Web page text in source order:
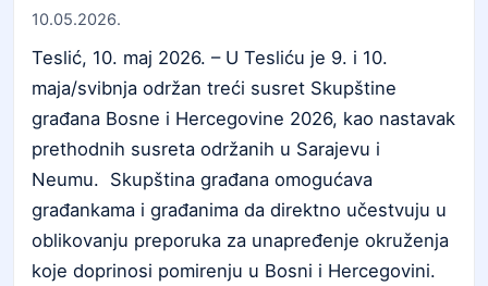
10.05.2026.
Teslić, 10. maj 2026. – U Tesliću je 9. i 10.
maja/svibnja održan treći susret Skupštine
građana Bosne i Hercegovine 2026, kao nastavak
prethodnih susreta održanih u Sarajevu i
Neumu. Skupština građana omogućava
građankama i građanima da direktno učestvuju u
oblikovanju preporuka za unapređenje okruženja
koje doprinosi pomirenju u Bosni i Hercegovini.